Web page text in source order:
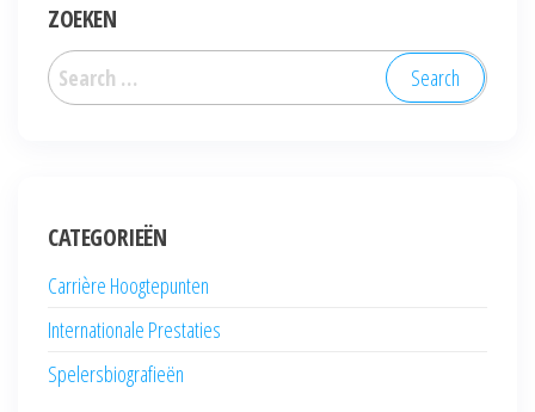
ZOEKEN
Search
for:
CATEGORIEËN
Carrière Hoogtepunten
Internationale Prestaties
Spelersbiografieën